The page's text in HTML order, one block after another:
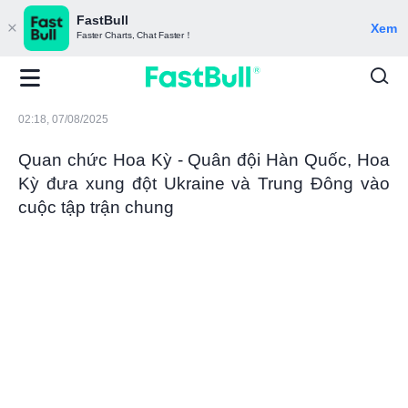
FastBull
Faster Charts, Chat Faster！ Xem
02:18, 07/08/2025
Quan chức Hoa Kỳ - Quân đội Hàn Quốc, Hoa
Kỳ đưa xung đột Ukraine và Trung Đông vào
cuộc tập trận chung